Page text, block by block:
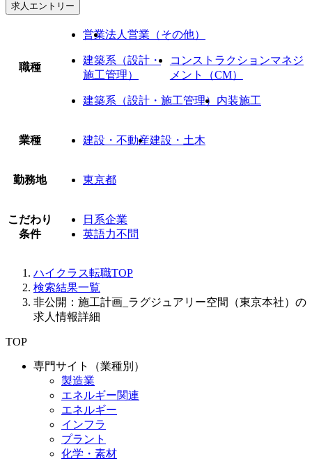
求人エントリー
職種
営業法人営業（その他）
建築系（設計・
施工管理）
コンストラクションマネジ
メント（CM）
建築系（設計・施工管理） 内装施工
業種 建設・不動産建設・土木
勤務地 東京都
こだわり
条件
日系企業
英語力不問
ハイクラス転職TOP
検索結果一覧
非公開：施工計画_ラグジュアリー空間（東京本社）の
求人情報詳細
TOP
専門サイト（業種別）
製造業
エネルギー関連
エネルギー
インフラ
プラント
化学・素材